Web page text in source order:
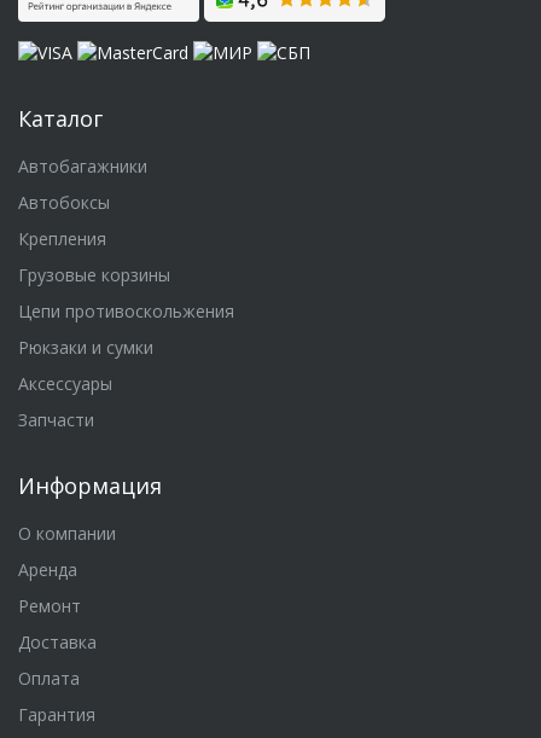
Каталог
Автобагажники
Автобоксы
Крепления
Грузовые корзины
Цепи противоскольжения
Рюкзаки и сумки
Аксессуары
Запчасти
Информация
О компании
Аренда
Ремонт
Доставка
Оплата
Гарантия